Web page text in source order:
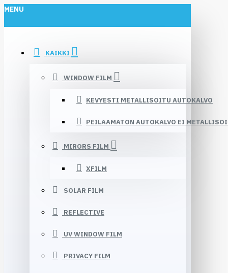
MENU
KAIKKI
WINDOW FILM
KEVYESTI METALLISOITU AUTOKALVO
PEILAAMATON AUTOKALVO EI
MIRORS FILM
XFILM
SOLAR FILM
REFLECTIVE
UV WINDOW FILM
PRIVACY FILM